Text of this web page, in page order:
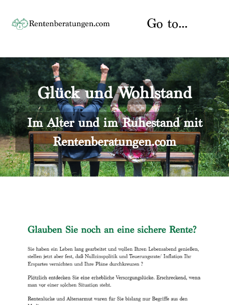
content
Go to...
Startseite
Rente
Rentenberater
Rentenversicherung
Versicherungsberatung
Über uns
Kontakt
Glück und Wohlstand
Im Alter und im Ruhestand mit
Rentenberatungen.com